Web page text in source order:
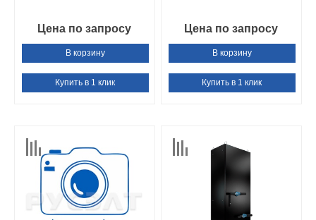
Цена по запросу
В корзину
Купить в 1 клик
Цена по запросу
В корзину
Купить в 1 клик